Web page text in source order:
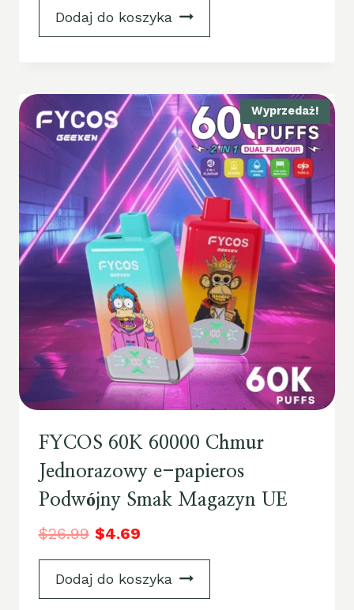
Dodaj do koszyka
Wyprzedaż!
FYCOS 60K 60000 Chmur
Jednorazowy e-papieros
Podwójny Smak Magazyn UE
$26.99 $4.69
Dodaj do koszyka